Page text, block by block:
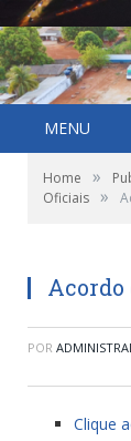
MENU
Home »
Oficiais »
Acordo
POR
Clique